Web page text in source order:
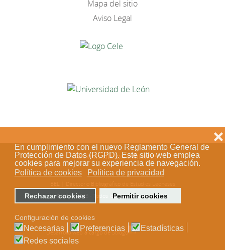
En cumplimiento con el nuevo Reglamento General de
Protección de Datos (RGPD). Este sitio web emplea
cookies para mejorar su experiencia de navegación.
Política de cookies
Política de privacidad
Rechazar cookies Permitir cookies
❌
Configuración de cookies
Necesarias Preferencias
Estadísticas
Redes sociales
Mapa del sitio
Aviso Legal
Acceso de los editores
© 2018-2023 - Todos los derechos reservados
Desarrollo web a cargo de Stílogo